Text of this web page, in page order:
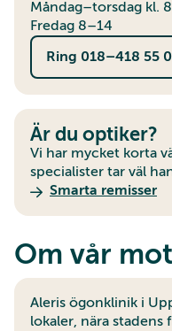
Måndag–torsdag kl.
Fredag 8–14
Ring 018–418 55
Är du optiker?
Vi har mycket korta
specialister tar väl
Smarta remisser
Om vår
Aleris ögonklinik i
lokaler, nära stadens